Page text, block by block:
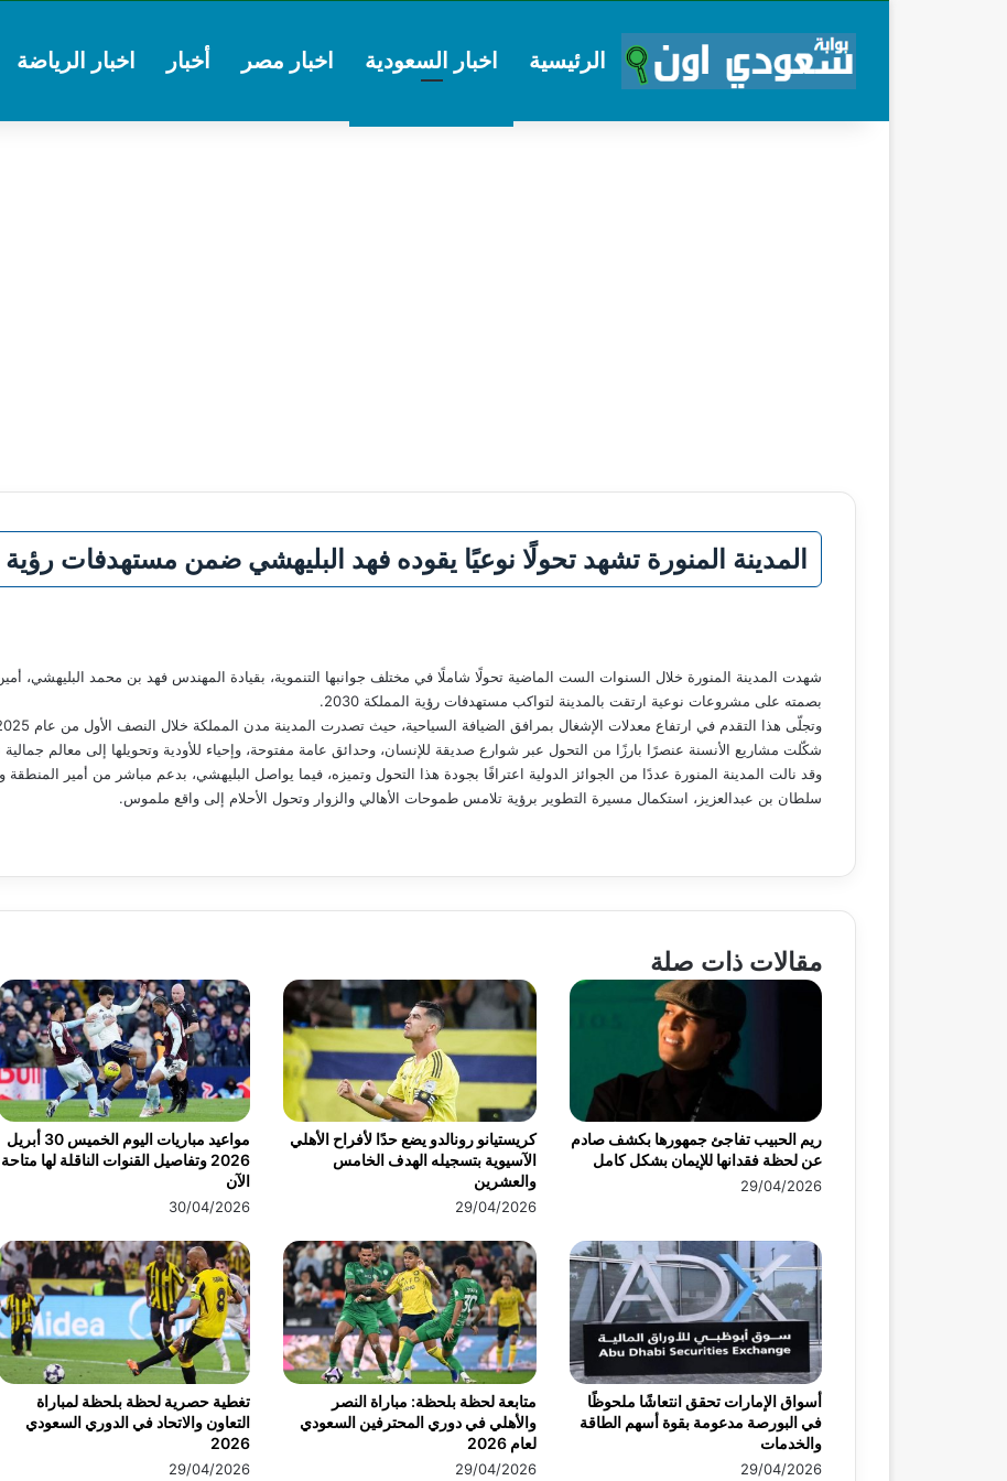
الرئيسية اخبار السعودية اخبار مصر أخبار اخبار الرياضة
المدينة المنورة تشهد تحولًا نوعيًا يقوده فهد البليهشي ضمن مستهدفات رؤية 2030
شهدت المدينة المنورة خلال السنوات الست الماضية تحولًا شاملًا في مختلف جوانبها التنموية، بقيادة المهندس فهد بن محمد البليهشي،
بصمته على مشروعات نوعية ارتقت بالمدينة لتواكب مستهدفات رؤية المملكة 2030.
شكّلت مشاريع الأنسنة عنصرًا بارزًا من التحول عبر شوارع صديقة للإنسان، وحدائق عامة مفتوحة، وإحياء للأودية وتحويلها إلى معالم جمالية
وقد نالت المدينة المنورة عددًا من الجوائز الدولية اعترافًا بجودة هذا التحول وتميزه، فيما يواصل البليهشي، بدعم مباشر من أمير
سلطان بن عبدالعزيز، استكمال مسيرة التطوير برؤية تلامس طموحات الأهالي والزوار وتحول الأحلام إلى واقع ملموس.
مقالات ذات صلة
مواعيد مباريات اليوم الخميس 30 أبريل
2026 وتفاصيل القنوات الناقلة لها متاحة
الآن
30/04/2026
كريستيانو رونالدو يضع حدًا لأفراح الأهلي
الآسيوية بتسجيله الهدف الخامس
والعشرين
29/04/2026
ريم الحبيب تفاجئ جمهورها بكشف صادم
عن لحظة فقدانها للإيمان بشكل كامل
29/04/2026
تغطية حصرية لحظة بلحظة لمباراة
التعاون والاتحاد في الدوري السعودي
2026
29/04/2026
متابعة لحظة بلحظة: مباراة النصر
والأهلي في دوري المحترفين السعودي
لعام 2026
29/04/2026
أسواق الإمارات تحقق انتعاشًا ملحوظًا
في البورصة مدعومة بقوة أسهم الطاقة
والخدمات
29/04/2026